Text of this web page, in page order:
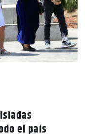
el país